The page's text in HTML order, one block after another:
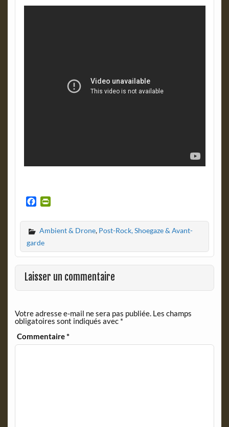
c
e
b
o
o
k
i
n
F
r
i
e
n
l
y
Ambient & Drone, Post-Rock, Shoegaze & Avant-
garde
Laisser un commentaire
Votre adresse e-mail ne sera pas publiée. Les champs
obligatoires sont indiqués avec *
Commentaire*